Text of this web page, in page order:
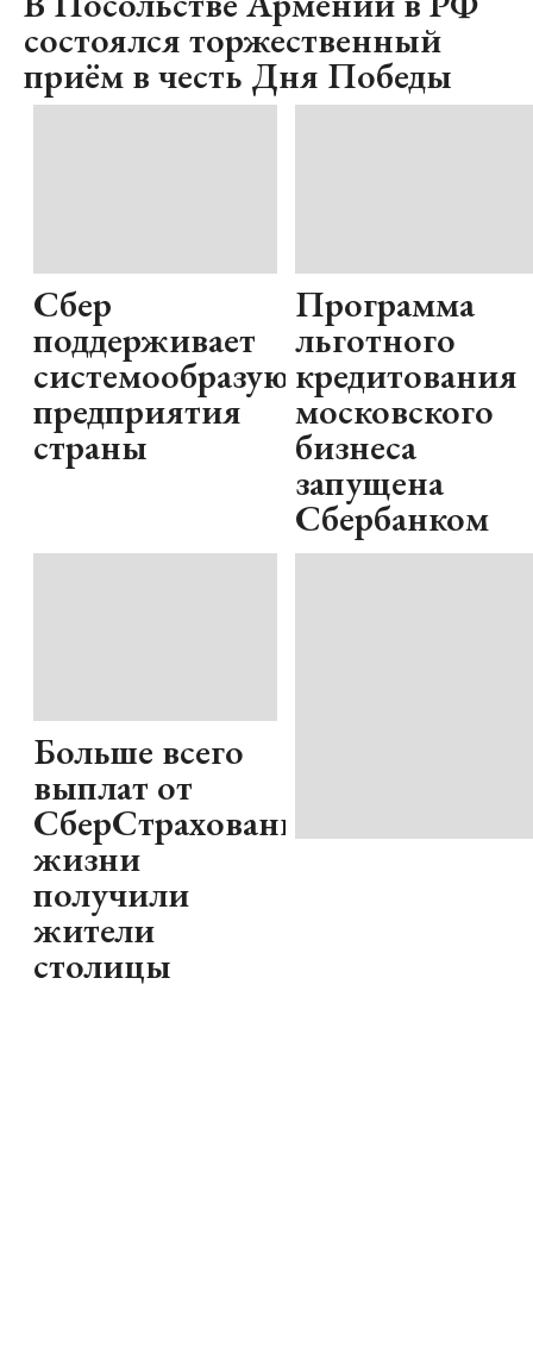
состоялся торжественный
приём в честь Дня Победы
Сбер
поддерживает
системообразующие
предприятия
страны
Программа
льготного
кредитования
московского
бизнеса
запущена
Сбербанком
Больше всего
выплат от
СберСтрахование
жизни
получили
жители
столицы